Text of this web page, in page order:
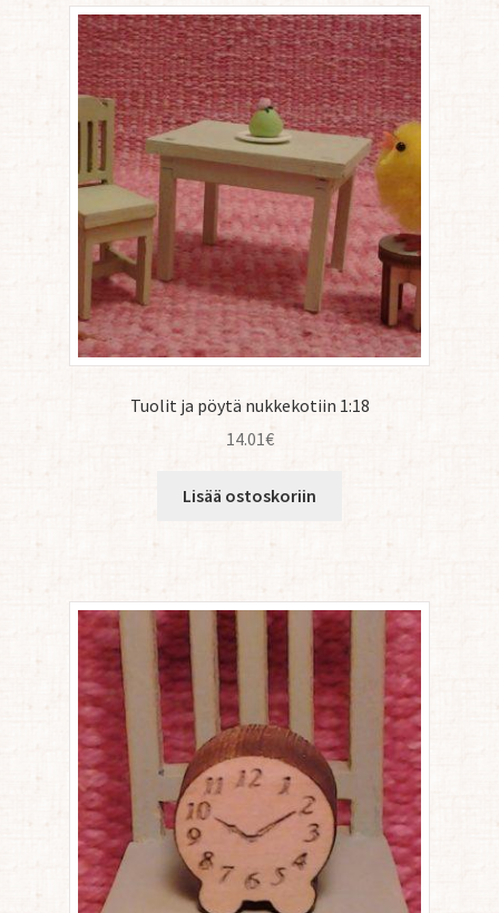
Tuolit ja pöytä nukkekotiin 1:18
14.01€
Lisää ostoskoriin